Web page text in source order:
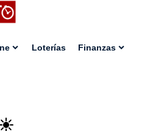
Loterías Finanzas